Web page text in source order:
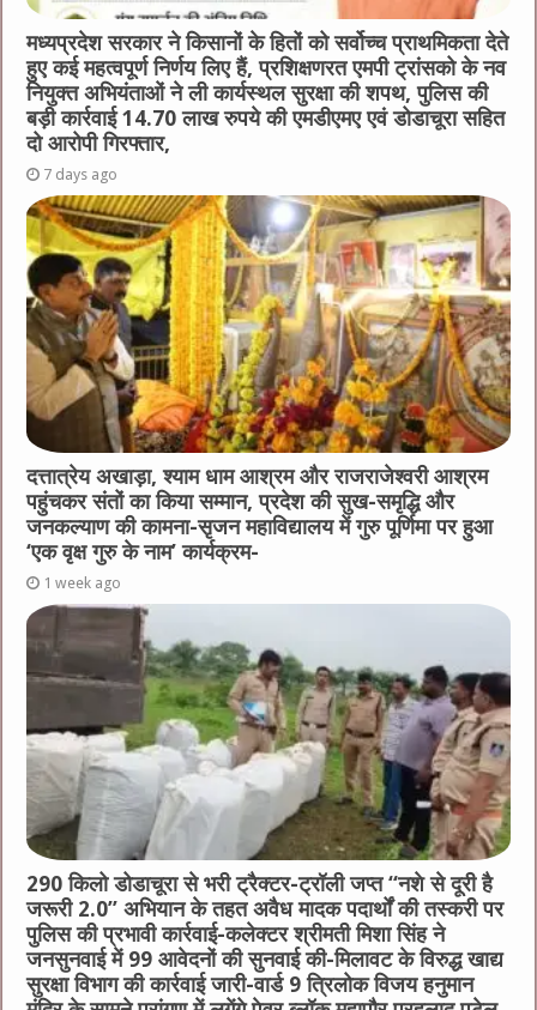
मध्यप्रदेश सरकार ने किसानों के हितों को सर्वोच्च प्राथमिकता देते
हुए कई महत्वपूर्ण निर्णय लिए हैं, प्रशिक्षणरत एमपी ट्रांसको के नव
नियुक्त अभियंताओं ने ली कार्यस्थल सुरक्षा की शपथ, पुलिस की
बड़ी कार्रवाई 14.70 लाख रुपये की एमडीएमए एवं डोडाचूरा सहित
दो आरोपी गिरफ्तार,
7 days ago
दत्तात्रेय अखाड़ा, श्याम धाम आश्रम और राजराजेश्वरी आश्रम
पहुंचकर संतों का किया सम्मान, प्रदेश की सुख-समृद्धि और
जनकल्याण की कामना-सृजन महाविद्यालय में गुरु पूर्णिमा पर हुआ
‘एक वृक्ष गुरु के नाम’ कार्यक्रम-
1 week ago
290 किलो डोडाचूरा से भरी ट्रैक्टर-ट्रॉली जप्त “नशे से दूरी है
जरूरी 2.0” अभियान के तहत अवैध मादक पदार्थों की तस्करी पर
पुलिस की प्रभावी कार्रवाई-कलेक्टर श्रीमती मिशा सिंह ने
जनसुनवाई में 99 आवेदनों की सुनवाई की-मिलावट के विरुद्ध खाद्य
सुरक्षा विभाग की कार्रवाई जारी-वार्ड 9 त्रिलोक विजय हनुमान